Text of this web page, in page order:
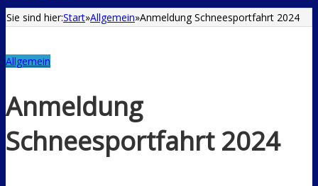
Sie sind hier:Start»Allgemein»Anmeldung Schneesportfahrt 2024
Allgemein
Anmeldung
Schneesportfahrt 2024